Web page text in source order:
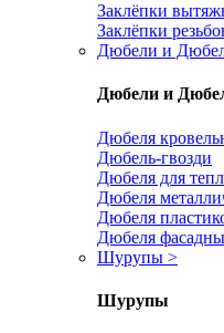
Заклёпки
Заклёпки
Дюбели и
Дюбели и
Дюбеля
Дюбель-гвозди
Дюбеля для
Дюбеля
Дюбеля
Дюбеля
Шурупы >
Шурупы